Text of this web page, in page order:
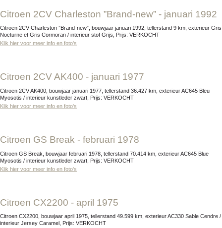
Citroen 2CV Charleston ”Brand-new” - januari 1992
Citroen 2CV Charleston ”Brand-new”, bouwjaar januari 1992, tellerstand 9 km, exterieur Gris
Nocturne et Gris Cormoran / interieur stof Grijs, Prijs: VERKOCHT
Klik hier voor meer info en foto's
Citroen 2CV AK400 - januari 1977
Citroen 2CV AK400, bouwjaar januari 1977, tellerstand 36.427 km, exterieur AC645 Bleu
Myosotis / interieur kunstleder zwart, Prijs: VERKOCHT
Klik hier voor meer info en foto's
Citroen GS Break - februari 1978
Citroen GS Break, bouwjaar februari 1978, tellerstand 70.414 km, exterieur AC645 Blue
Myosotis / interieur kunstleder zwart, Prijs: VERKOCHT
Klik hier voor meer info en foto's
Citroen CX2200 - april 1975
Citroen CX2200, bouwjaar april 1975, tellerstand 49.599 km, exterieur AC330 Sable Cendre /
interieur Jersey Caramel, Prijs: VERKOCHT